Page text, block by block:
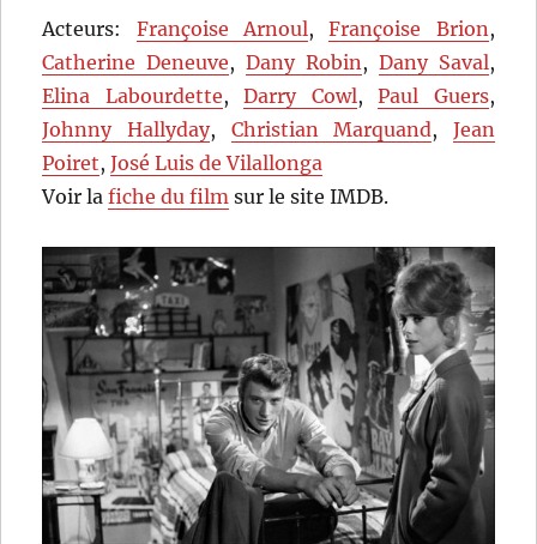
Acteurs: Françoise Arnoul,Françoise Brion,
Catherine Deneuve,Dany Robin, Dany Saval,
Elina Labourdette,Darry Cowl,Paul Guers,
Johnny Hallyday, Christian Marquand, Jean
Poiret,José Luis de Vilallonga
Voir lafiche du film sur le site IMDB.